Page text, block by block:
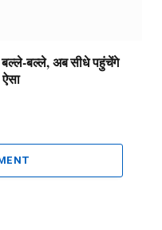
बल्ले-बल्ले, अब सीधे पहुंचेंगे